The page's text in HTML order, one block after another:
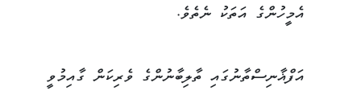
އެމީހުންގެ އަތަކު ނެތެވެ.
އަފްޣާނިސްތާނުގައި ތާލިބާނުންގެ ވެރިކަން ގާއިމުވީ